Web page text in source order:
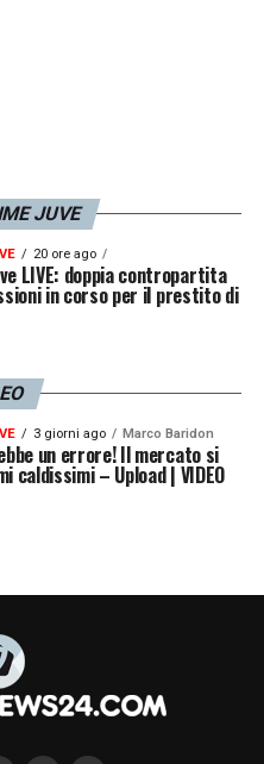
JUVE
20 ore ago
LIVE: doppia contropartita
in corso per il prestito di
3 giorni ago Marco Baridon
un errore! Il mercato si
caldissimi – Upload | VIDEO